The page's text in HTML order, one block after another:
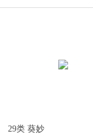
29类 葵妙